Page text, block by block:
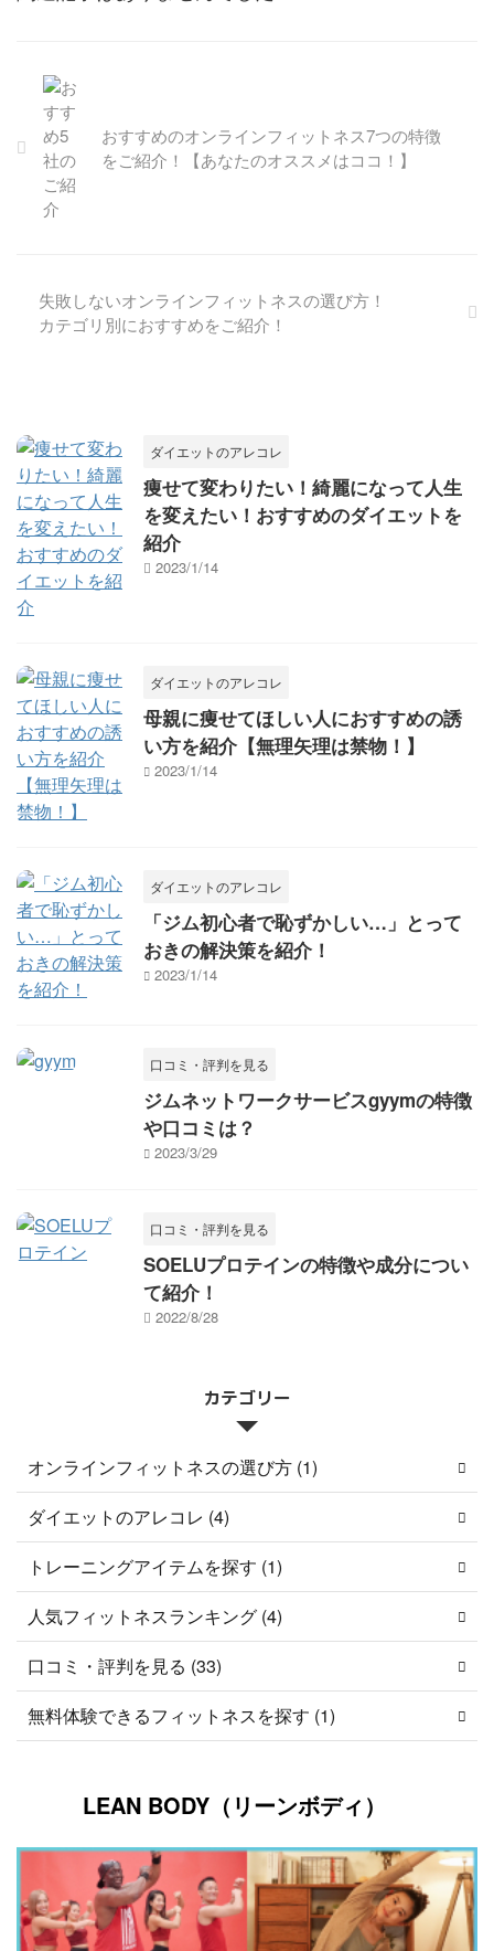
おすすめのオンラインフィットネス7つの特徴
をご紹介！【あなたのオススメはココ！】
失敗しないオンラインフィットネスの選び方！
カテゴリ別におすすめをご紹介！
ダイエットのアレコレ
痩せて変わりたい！綺麗になって人生
を変えたい！おすすめのダイエットを
紹介
2023/1/14
ダイエットのアレコレ
母親に痩せてほしい人におすすめの誘
い方を紹介【無理矢理は禁物！】
2023/1/14
ダイエットのアレコレ
「ジム初心者で恥ずかしい…」とって
おきの解決策を紹介！
2023/1/14
口コミ・評判を見る
ジムネットワークサービスgyymの特徴
や口コミは？
2023/3/29
口コミ・評判を見る
SOELUプロテインの特徴や成分につい
て紹介！
2022/8/28
カテゴリー
オンラインフィットネスの選び方 (1)
ダイエットのアレコレ (4)
トレーニングアイテムを探す (1)
人気フィットネスランキング (4)
口コミ・評判を見る (33)
無料体験できるフィットネスを探す (1)
LEAN BODY（リーンボディ）